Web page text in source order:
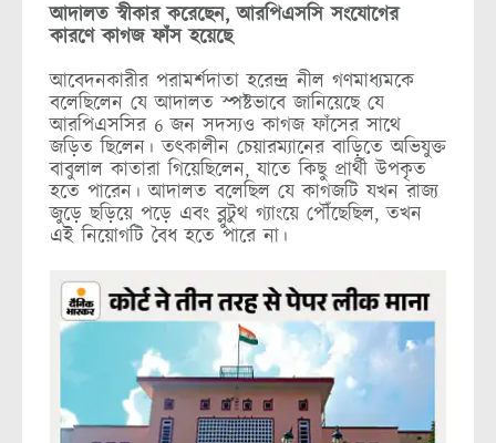
আদালত স্বীকার করেছেন, আরপিএসসি সংযোগের
কারণে কাগজ ফাঁস হয়েছে
আবেদনকারীর পরামর্শদাতা হরেন্দ্র নীল গণমাধ্যমকে
বলেছিলেন যে আদালত স্পষ্টভাবে জানিয়েছে যে
আরপিএসসির 6 জন সদস্যও কাগজ ফাঁসের সাথে
জড়িত ছিলেন। তত্কালীন চেয়ারম্যানের বাড়িতে অভিযুক্ত
বাবুলাল কাতারা গিয়েছিলেন, যাতে কিছু প্রার্থী উপকৃত
হতে পারেন। আদালত বলেছিল যে কাগজটি যখন রাজ্য
জুড়ে ছড়িয়ে পড়ে এবং ব্লুটুথ গ্যাংয়ে পৌঁছেছিল, তখন
এই নিয়োগটি বৈধ হতে পারে না।